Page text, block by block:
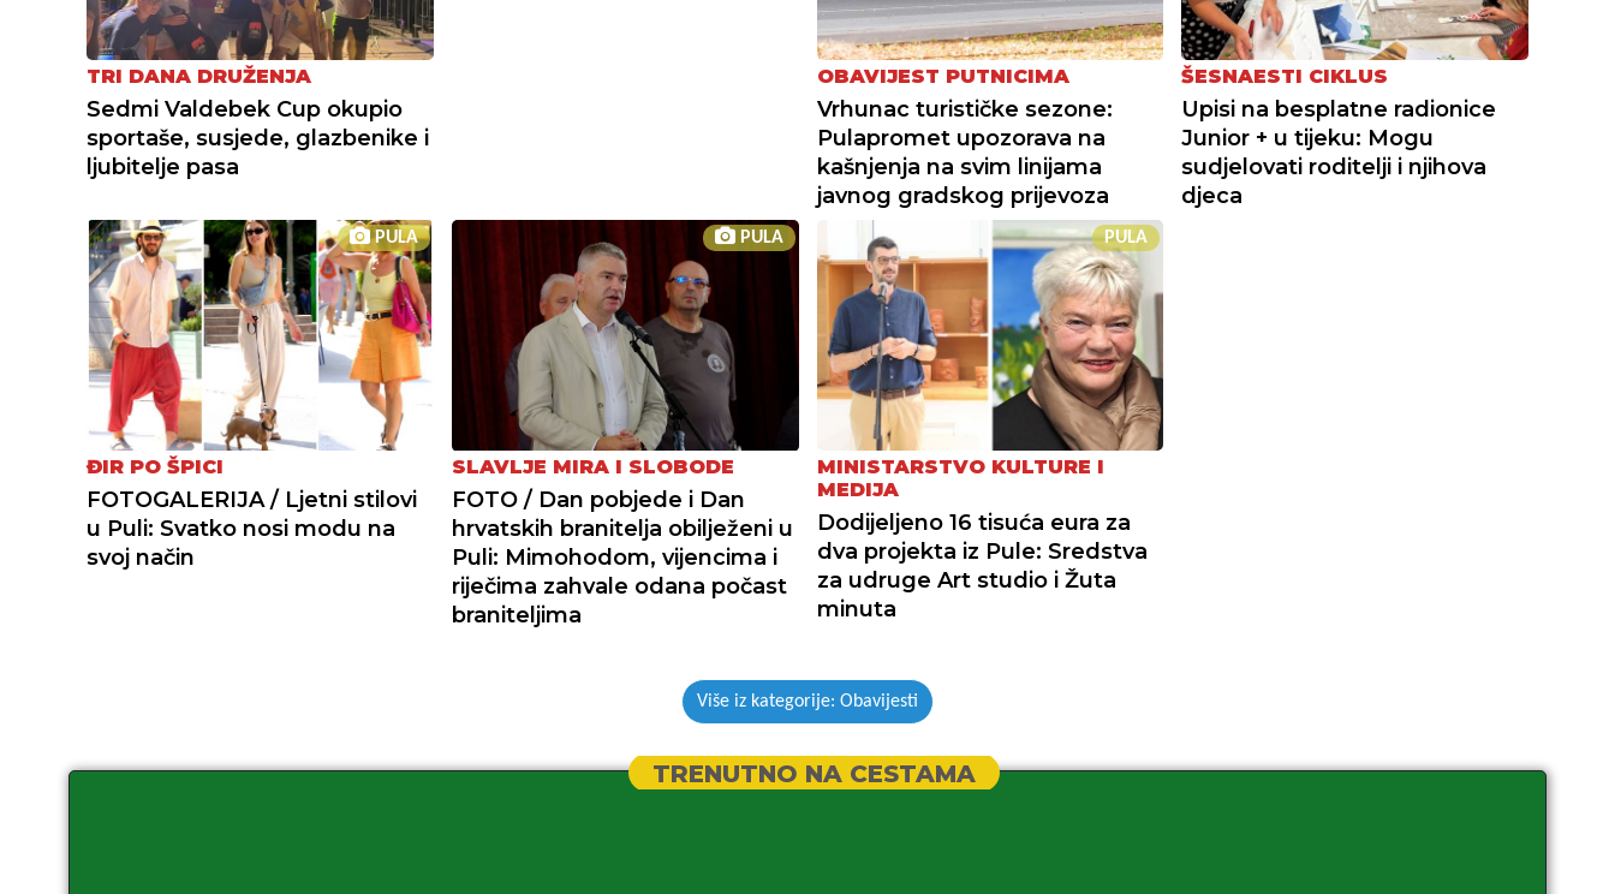
TRI DANA DRUŽENJA
Sedmi Valdebek Cup okupio
sportaše, susjede, glazbenike i
ljubitelje pasa
OBAVIJEST PUTNICIMA
Vrhunac turističke sezone:
Pulapromet upozorava na
kašnjenja na svim linijama
javnog gradskog prijevoza
ŠESNAESTI CIKLUS
Upisi na besplatne radionice
Junior + u tijeku: Mogu
sudjelovati roditelji i njihova
djeca
PULA
ĐIR PO ŠPICI
FOTOGALERIJA / Ljetni stilovi
u Puli: Svatko nosi modu na
svoj način
PULA
SLAVLJE MIRA I SLOBODE
FOTO / Dan pobjede i Dan
hrvatskih branitelja obilježeni u
Puli: Mimohodom, vijencima i
riječima zahvale odana počast
braniteljima
PULA
MINISTARSTVO KULTURE I
MEDIJA
Dodijeljeno 16 tisuća eura za
dva projekta iz Pule: Sredstva
za udruge Art studio i Žuta
minuta
Više iz kategorije: Obavijesti
TRENUTNO NA CESTAMA